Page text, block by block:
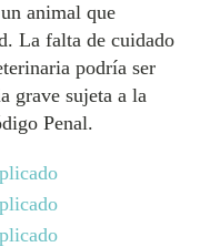
animal que
La falta de cuidado
podría ser
grave sujeta a la
Penal.